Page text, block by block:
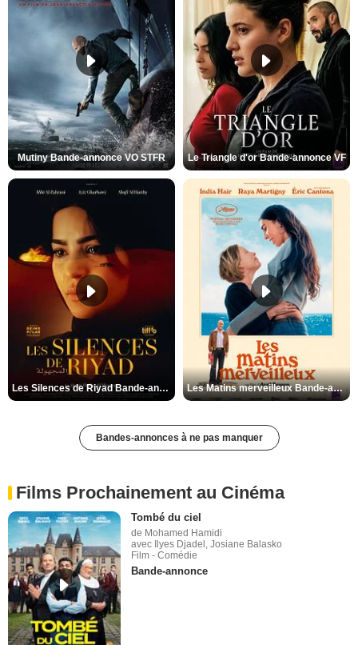
Mutiny Bande-annonce VO STFR Le Triangle d'or Bande-annonce VF
Les Silences de Riyad Bande-annonce VO STFR Les Matins merveilleux Bande-annonce VF
Bandes-annonces à ne pas manquer
Films Prochainement au Cinéma
Tombé du ciel
de Mohamed Hamidi
avec Ilyes Djadel, Josiane Balasko
Film - Comédie
Bande-annonce